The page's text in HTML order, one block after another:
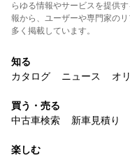
らゆる情報やサービスを提供
報から、ユーザーや専門家の
多く掲載しています。
知る
カタログ
ニュース オ
買う・売る
中古車検索
新車見積り
楽しむ